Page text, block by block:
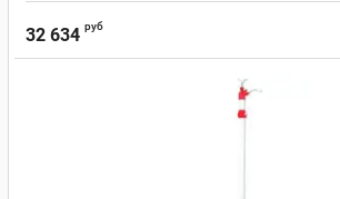
32 634 руб